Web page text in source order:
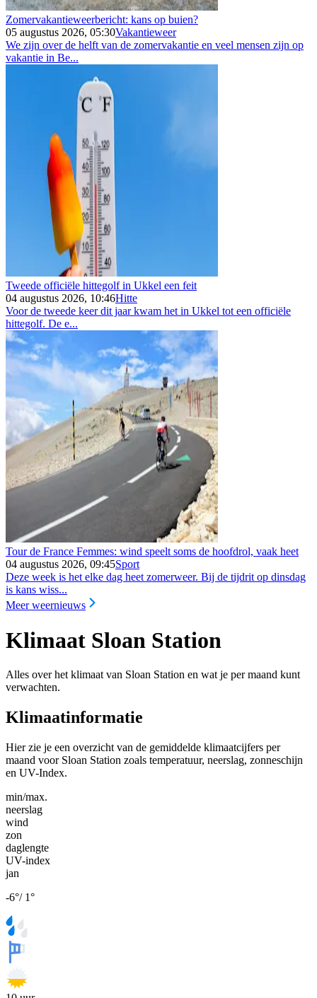
Zomervakantieweerbericht: kans op buien?
05 augustus 2026, 05:30Vakantieweer
We zijn over de helft van de zomervakantie en veel mensen zijn op
vakantie in Be...
Tweede officiële hittegolf in Ukkel een feit
04 augustus 2026, 10:46Hitte
Voor de tweede keer dit jaar kwam het in Ukkel tot een officiële
hittegolf. De e...
Tour de France Femmes: wind speelt soms de hoofdrol, vaak heet
04 augustus 2026, 09:45Sport
Deze week is het elke dag heet zomerweer. Bij de tijdrit op dinsdag
is kans wiss...
Meer weernieuws
Klimaat Sloan Station
Alles over het klimaat van Sloan Station en wat je per maand kunt
verwachten.
Klimaatinformatie
Hier zie je een overzicht van de gemiddelde klimaatcijfers per
maand voor Sloan Station zoals temperatuur, neerslag, zonneschijn
en UV-Index.
min/max.
neerslag
wind
zon
daglengte
UV-index
jan
-6°/ 1°